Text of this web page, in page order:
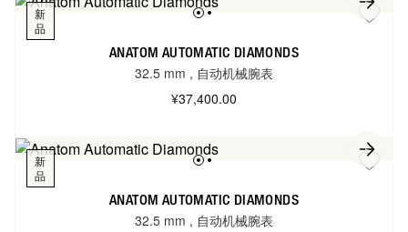
新
品
ANATOM AUTOMATIC DIAMONDS
32.5 mm , 自动机械腕表
¥37,400.00
新
品
ANATOM AUTOMATIC DIAMONDS
32.5 mm , 自动机械腕表